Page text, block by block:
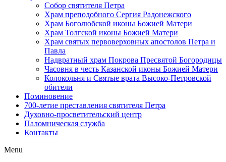
Собор святителя Петра
Храм преподобного Сергия Радонежского
Храм Боголюбской иконы Божией Матери
Храм Толгской иконы Божией Матери
Храм святых первоверховных апостолов Петра и
Павла
Надвратный храм Покрова Пресвятой Богородицы
Часовня в честь Казанской иконы Божией Матери
Колокольня и Святые врата Высоко-Петровской
обители
Поминовение
700-летие преставления святителя Петра
Духовно-просветительский центр
Паломническая служба
Контакты
Menu